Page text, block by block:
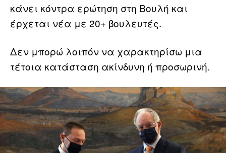
κάνει κόντρα ερώτηση στη Βουλή και
έρχεται νέα με 20+ βουλευτές.
Δεν μπορώ λοιπόν να χαρακτηρίσω μια
τέτοια κατάσταση ακίνδυνη ή προσωρινή.